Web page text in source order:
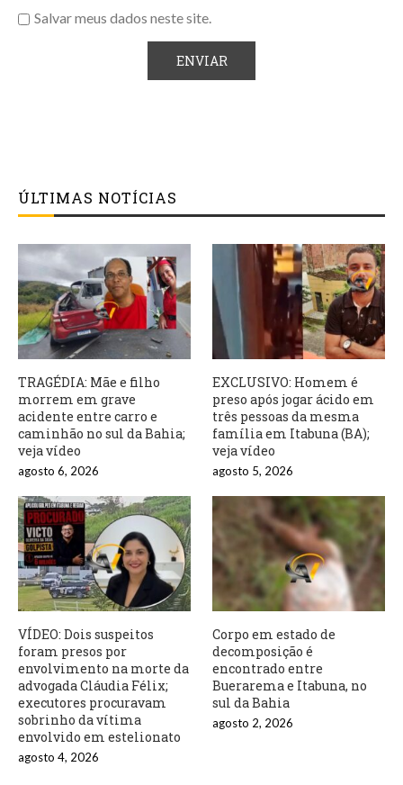
Salvar meus dados neste site.
ÚLTIMAS NOTÍCIAS
TRAGÉDIA: Mãe e filho
morrem em grave
acidente entre carro e
caminhão no sul da Bahia;
veja vídeo
agosto 6, 2026
EXCLUSIVO: Homem é
preso após jogar ácido em
três pessoas da mesma
família em Itabuna (BA);
veja vídeo
agosto 5, 2026
VÍDEO: Dois suspeitos
foram presos por
envolvimento na morte da
advogada Cláudia Félix;
executores procuravam
sobrinho da vítima
envolvido em estelionato
agosto 4, 2026
Corpo em estado de
decomposição é
encontrado entre
Buerarema e Itabuna, no
sul da Bahia
agosto 2, 2026